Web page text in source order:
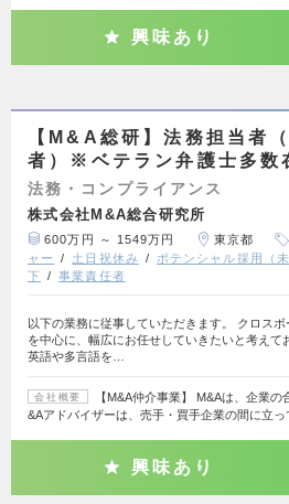
興味あり
【M&A総研】法務担当者
者）※ベテラン弁護士多数
法務・コンプライアンス
株式会社M&A総合研究所
600万円 ～ 1549万円 東京都
ャー
土日祝休み ポテンシャル採用（未
下
事業責任者
以下の業務に従事していただきます。 クロスボ
を中心に、幅広にお任せしていきたいと考えて
英語や多言語を…
会社概要
【M&A仲介事業】 M&Aは、企業
&Aアドバイザーは、売手・買手企業の間に立っ
興味あり